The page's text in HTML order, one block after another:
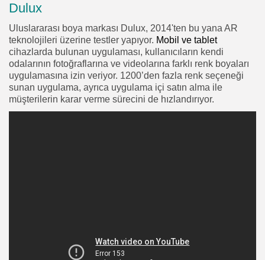
Dulux
Uluslararası boya markası Dulux, 2014'ten bu yana AR
teknolojileri üzerine testler yapıyor. Mobil ve tablet
cihazlarda bulunan uygulaması, kullanıcıların kendi
odalarının fotoğraflarına ve videolarına farklı renk boyaları
uygulamasına izin veriyor. 1200’den fazla renk seçeneği
sunan uygulama, ayrıca uygulama içi satın alma ile
müşterilerin karar verme sürecini de hızlandırıyor.